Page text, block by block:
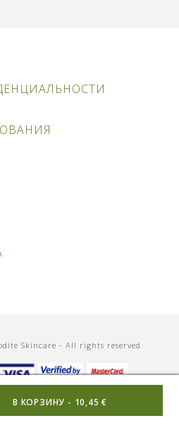
В КОРЗИНУ - 10,45 €
Skincare - All rights reserved